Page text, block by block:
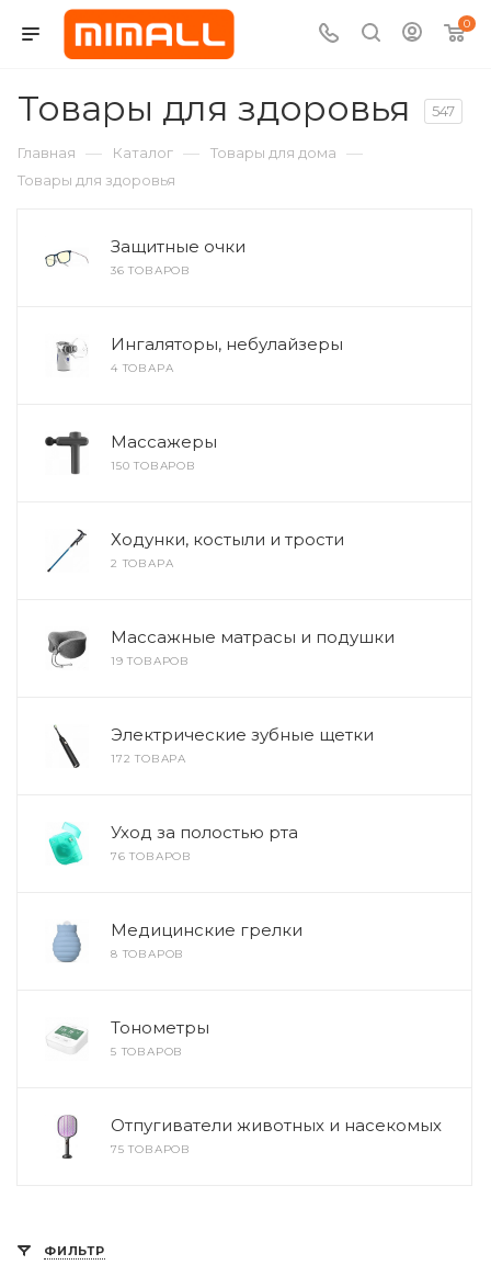
0
Товары для здоровья 547
Главная — Каталог — Товары для дома —
Товары для здоровья
Защитные очки
36 ТОВАРОВ
Ингаляторы, небулайзеры
4 ТОВАРА
Массажеры
150 ТОВАРОВ
Ходунки, костыли и трости
2 ТОВАРА
Массажные матрасы и подушки
19 ТОВАРОВ
Электрические зубные щетки
172 ТОВАРА
Уход за полостью рта
76 ТОВАРОВ
Медицинские грелки
8 ТОВАРОВ
Тонометры
5 ТОВАРОВ
Отпугиватели животных и насекомых
75 ТОВАРОВ
ФИЛЬТР